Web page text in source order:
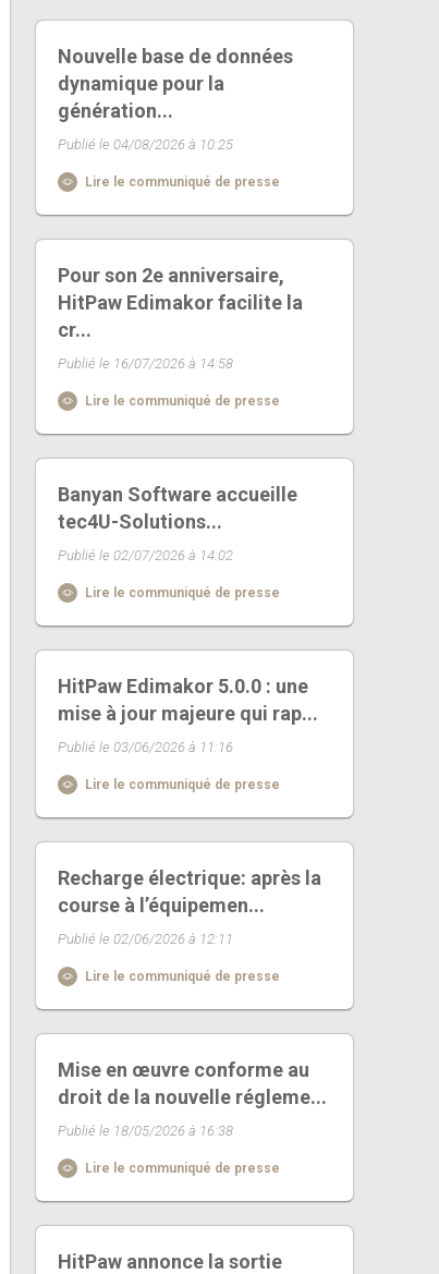
Nouvelle base de données
dynamique pour la
génération...
Publié le 04/08/2026 à 10:25
Lire le communiqué de presse
Pour son 2e anniversaire,
HitPaw Edimakor facilite la
cr...
Publié le 16/07/2026 à 14:58
Lire le communiqué de presse
Banyan Software accueille
tec4U-Solutions...
Publié le 02/07/2026 à 14:02
Lire le communiqué de presse
HitPaw Edimakor 5.0.0 : une
mise à jour majeure qui rap...
Publié le 03/06/2026 à 11:16
Lire le communiqué de presse
Recharge électrique: après la
course à l’équipemen...
Publié le 02/06/2026 à 12:11
Lire le communiqué de presse
Mise en œuvre conforme au
droit de la nouvelle régleme...
Publié le 18/05/2026 à 16:38
Lire le communiqué de presse
HitPaw annonce la sortie